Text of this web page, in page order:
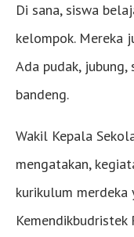
Di sana, siswa
kelompok. Mereka
Ada pudak,
bandeng.
Wakil Kepala
mengatakan,
kurikulum merdeka
Kemendikbudristek